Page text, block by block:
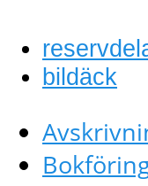
bildäck